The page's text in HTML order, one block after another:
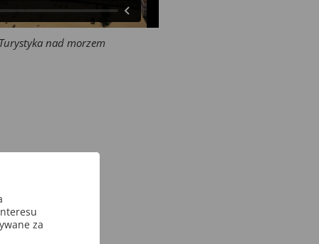
Turystyka nad morzem
za